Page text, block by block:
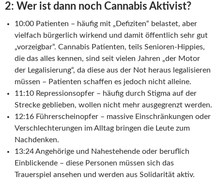
2: Wer ist dann noch Cannabis Aktivist?
10:00 Patienten – häufig mit „Defiziten“ belastet, aber
vielfach bürgerlich wirkend und damit öffentlich sehr gut
„vorzeigbar“. Cannabis Patienten, teils Senioren-Hippies,
die das alles kennen, sind seit vielen Jahren „der Motor
der Legalisierung“, da diese aus der Not heraus legalisieren
müssen – Patienten schaffen es jedoch nicht alleine.
11:10 Repressionsopfer – häufig durch Stigma auf der
Strecke geblieben, wollen nicht mehr ausgegrenzt werden.
12:16 Führerscheinopfer – massive Einschränkungen oder
Verschlechterungen im Alltag bringen die Leute zum
Nachdenken.
13:24 Angehörige und Nahestehende oder beruflich
Einblickende – diese Personen müssen sich das
Trauerspiel ansehen und werden aus Solidarität aktiv.